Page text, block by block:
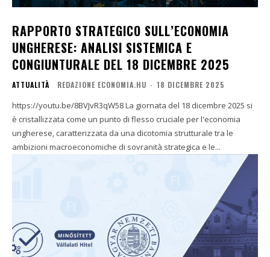
RAPPORTO STRATEGICO SULL’ECONOMIA
UNGHERESE: ANALISI SISTEMICA E
CONGIUNTURALE DEL 18 DICEMBRE 2025
ATTUALITÀ REDAZIONE ECONOMIA.HU - 18 DICEMBRE 2025
https://youtu.be/8BVJvR3qW58 La giornata del 18 dicembre 2025 si
è cristallizzata come un punto di flesso cruciale per l'economia
ungherese, caratterizzata da una dicotomia strutturale tra le
ambizioni macroeconomiche di sovranità strategica e le...